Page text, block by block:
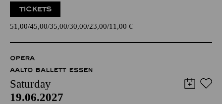
TICKETS
51,00 45,00 35,00 30,00 23,00 11,00 €
OPERA
AALTO BALLETT ESSEN
Saturday
19.06.2027